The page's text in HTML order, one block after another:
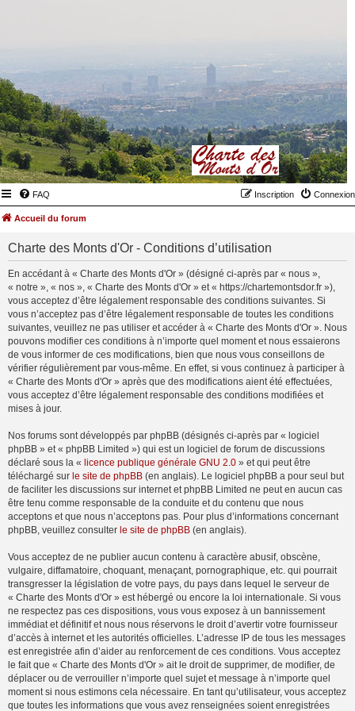
FAQ Connexion
Inscription
Accueil du forum
Charte des Monts d'Or - Conditions d’utilisation
En accédant à « Charte des Monts d'Or » (désigné ci-après par « nous »,
« notre », « nos », « Charte des Monts d'Or » et « https://chartemontsdor.fr »),
vous acceptez d’être légalement responsable des conditions suivantes. Si
vous n’acceptez pas d’être légalement responsable de toutes les conditions
suivantes, veuillez ne pas utiliser et accéder à « Charte des Monts d'Or ». Nous
pouvons modifier ces conditions à n’importe quel moment et nous essaierons
de vous informer de ces modifications, bien que nous vous conseillons de
vérifier régulièrement par vous-même. En effet, si vous continuez à participer à
« Charte des Monts d'Or » après que des modifications aient été effectuées,
vous acceptez d’être légalement responsable des conditions modifiées et
mises à jour.
Nos forums sont développés par phpBB (désignés ci-après par « logiciel
phpBB » et « phpBB Limited ») qui est un logiciel de forum de discussions
déclaré sous la « licence publique générale GNU 2.0 » et qui peut être
téléchargé sur le site de phpBB (en anglais). Le logiciel phpBB a pour seul but
de faciliter les discussions sur internet et phpBB Limited ne peut en aucun cas
être tenu comme responsable de la conduite et du contenu que nous
acceptons et que nous n’acceptons pas. Pour plus d’informations concernant
phpBB, veuillez consulter le site de phpBB (en anglais).
Vous acceptez de ne publier aucun contenu à caractère abusif, obscène,
vulgaire, diffamatoire, choquant, menaçant, pornographique, etc. qui pourrait
transgresser la législation de votre pays, du pays dans lequel le serveur de
« Charte des Monts d'Or » est hébergé ou encore la loi internationale. Si vous
ne respectez pas ces dispositions, vous vous exposez à un bannissement
immédiat et définitif et nous nous réservons le droit d’avertir votre fournisseur
d’accès à internet et les autorités officielles. L’adresse IP de tous les messages
est enregistrée afin d’aider au renforcement de ces conditions. Vous acceptez
le fait que « Charte des Monts d'Or » ait le droit de supprimer, de modifier, de
déplacer ou de verrouiller n’importe quel sujet et message à n’importe quel
moment si nous estimons cela nécessaire. En tant qu’utilisateur, vous acceptez
que toutes les informations que vous avez renseignées soient enregistrées